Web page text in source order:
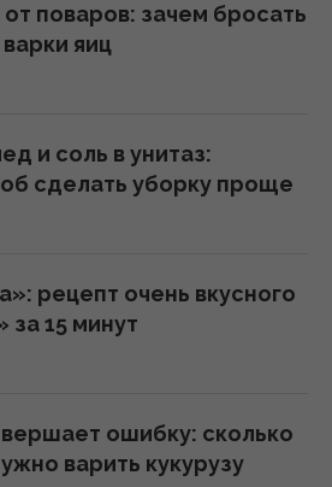
в США установили более
результат удивил
сотни километров от
они вернулись
и является
что известно об
поваров: зачем бросать
яиц
и соль в унитаз:
сделать уборку проще
рецепт очень вкусного
за 15 минут
ошибку: сколько
варить кукурузу